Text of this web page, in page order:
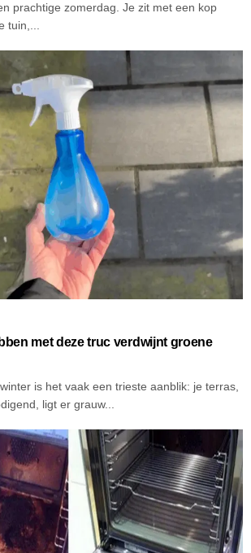
prachtige zomerdag. Je zit met een kop
tuin,...
met deze truc verdwijnt groene
is het vaak een trieste aanblik: je terras,
ligt er grauw...